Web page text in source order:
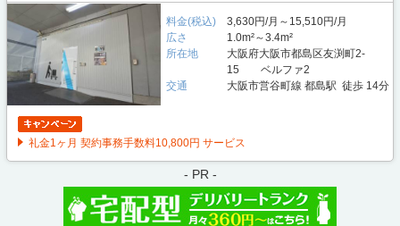
料金(税込)
3,630円/月～15,510円/月
広さ
1.0m²～3.4m²
所在地
大阪府大阪市都島区友渕町2-
15 ベルファ2
交通
大阪市営谷町線 都島駅 徒歩 14分
礼金1ヶ月 契約事務手数料10,800円 サービス
- PR -